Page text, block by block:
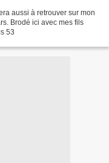
aussi à retrouver sur mon
Brodé ici avec mes fils
53